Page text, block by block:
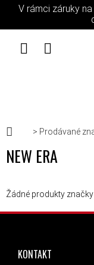
Přejít na obsah
V rámci záruky
Domů
Prodávané
NEW ERA
Žádné produkty značky
ZÁPATÍ
KONTAKT